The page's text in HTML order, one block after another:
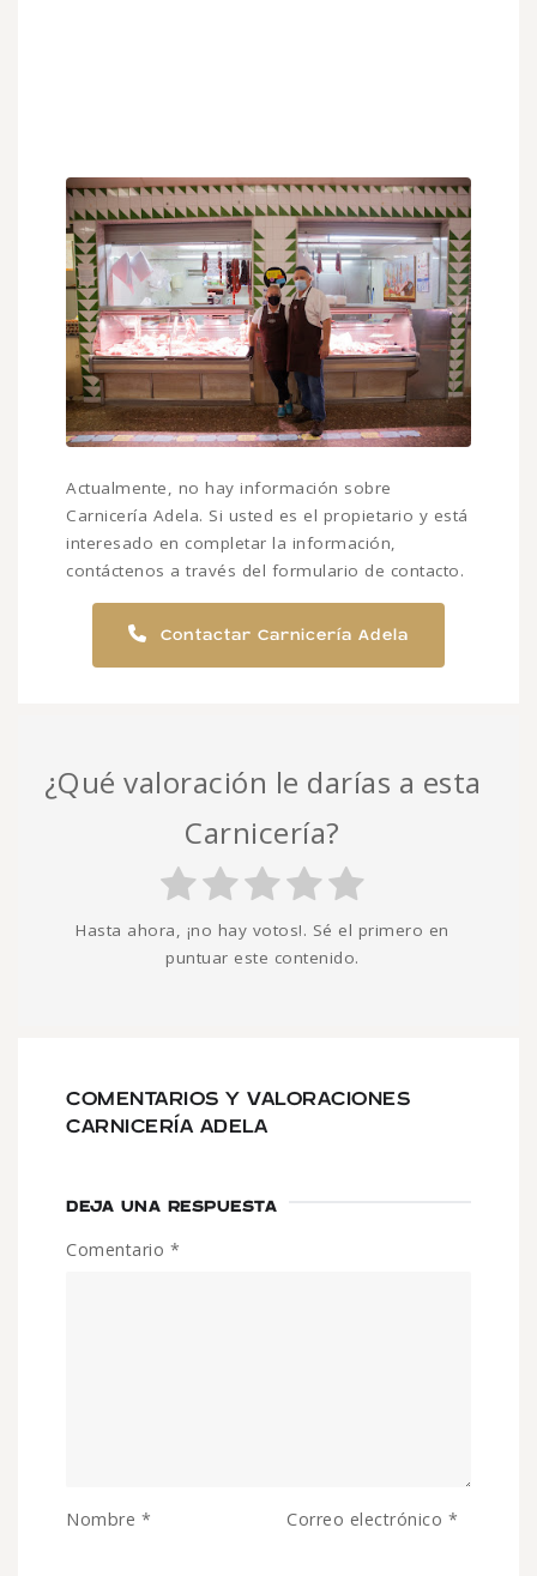
Actualmente, no hay información sobre
Carnicería Adela. Si usted es el propietario y está
interesado en completar la información,
contáctenos a través del formulario de contacto.
Contactar Carnicería Adela
¿Qué valoración le darías a esta
Carnicería?
Hasta ahora, ¡no hay votos!. Sé el primero en
puntuar este contenido.
COMENTARIOS Y VALORACIONES
CARNICERÍA ADELA
DEJA UNA RESPUESTA
Comentario *
Nombre * Correo electrónico *